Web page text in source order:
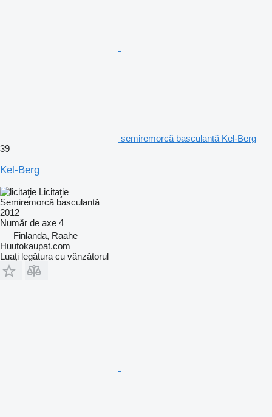
semiremorcă basculantă Kel-Berg
39
Kel-Berg
Licitaţie
Semiremorcă basculantă
2012
Număr de axe 4
Finlanda, Raahe
Huutokaupat.com
Luați legătura cu vânzătorul